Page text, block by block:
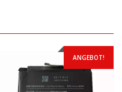
ANGEBOT!